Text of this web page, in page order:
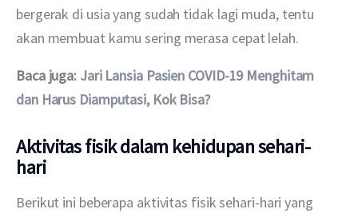
bergerak di usia yang sudah tidak lagi muda, tentu
akan membuat kamu sering merasa cepat lelah.
Baca juga: Jari Lansia Pasien COVID-19 Menghitam
dan Harus Diamputasi, Kok Bisa?
Aktivitas fisik dalam kehidupan sehari-
hari
Berikut ini beberapa aktivitas fisik sehari-hari yang